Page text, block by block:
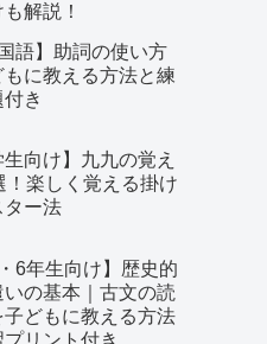
解説！
国語】助詞の使い方
もに教える方法と練
き
生向け】九九の覚え
！楽しく覚える掛け
ター法
・6年生向け】歴史的
いの基本｜古文の読
子どもに教える方法
プリント付き